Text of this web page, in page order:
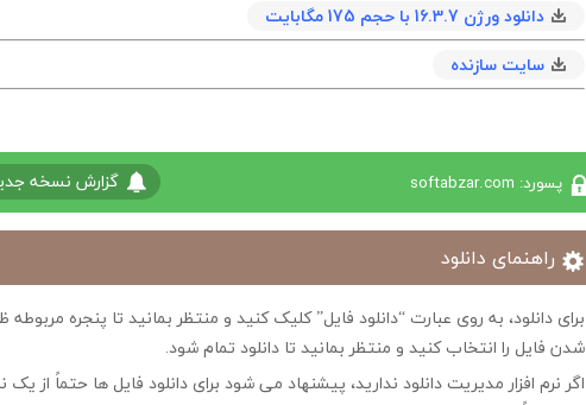
دانلود ورژن 16.3.7 با حجم 175 مگابايت
سایت سازنده
پسورد: softabzar.com گزارش نسخه
راهنمای دانلود
برای دانلود، به روی عبارت “دانلود فایل” کلیک کنید و منتظر بمانید تا پنجره
شدن فایل را انتخاب کنید و منتظر بمانید تا دانلود تمام شود.
اگر نرم افزار مدیریت دانلود ندارید، پیشنهاد می شود برای دانلود فایل ها حتماً از یک